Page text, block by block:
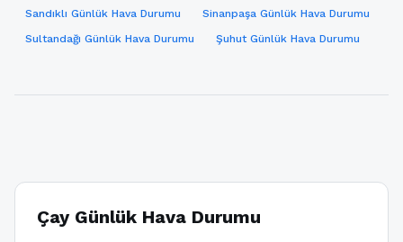
Sandıklı Günlük Hava Durumu
Sinanpaşa Günlük Hava Durumu
Sultandağı Günlük Hava Durumu
Şuhut Günlük Hava Durumu
Çay Günlük Hava Durumu